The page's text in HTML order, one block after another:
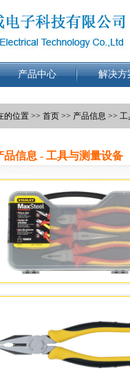
产品中心 解决方
的位置 >> 首页 >> 产品信息 >> 工
品信息 - 工具与测量设备